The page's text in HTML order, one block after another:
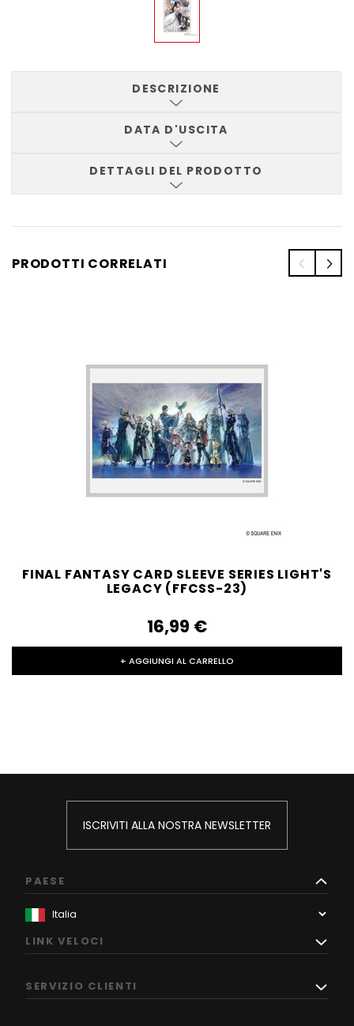
DESCRIZIONE
DATA D'USCITA
DETTAGLI DEL PRODOTTO
PRODOTTI CORRELATI
FINAL FANTASY CARD SLEEVE SERIES LIGHT'S
LEGACY (FFCSS-23)
16,99‎ ‎€
+ AGGIUNGI AL CARRELLO
ISCRIVITI ALLA NOSTRA NEWSLETTER
PAESE
LINK VELOCI
SERVIZIO CLIENTI